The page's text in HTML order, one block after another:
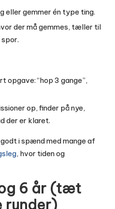
eller gemmer én type ting.
der må gemmes, tæller til
opgave: “hop 3 gange”,
op, finder på nye,
der er klaret.
i spænd med mange af
, hvor tiden og
og 6 år (tæt
runder)